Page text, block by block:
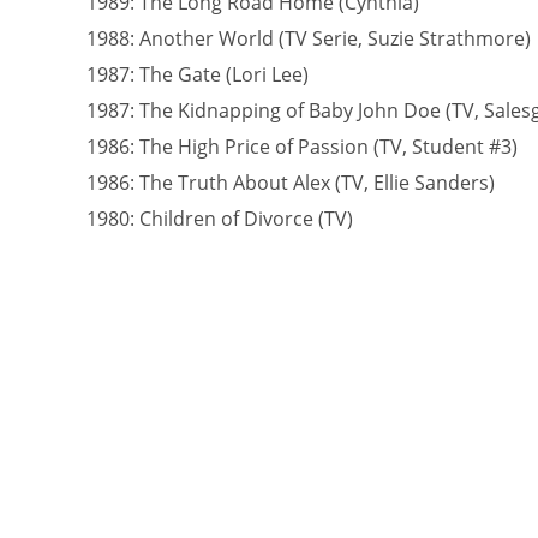
1988: Another World (TV Serie, Suzie Strathmore)
1987: The Gate (Lori Lee)
1987: The Kidnapping of Baby John Doe (TV,
1986: The High Price of Passion (TV, Student #3)
1986: The Truth About Alex (TV, Ellie Sanders)
1980: Children of Divorce (TV)